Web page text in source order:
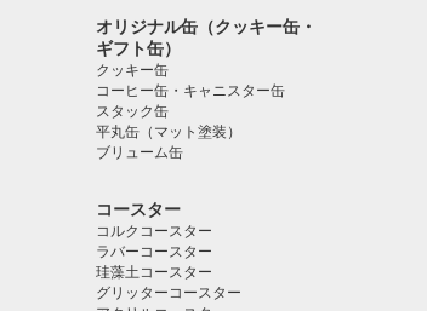
オリジナル缶（クッキー缶・
ギフト缶）
クッキー缶
コーヒー缶・キャニスター缶
スタック缶
平丸缶（マット塗装）
ブリューム缶
コースター
コルクコースター
ラバーコースター
珪藻土コースター
グリッターコースター